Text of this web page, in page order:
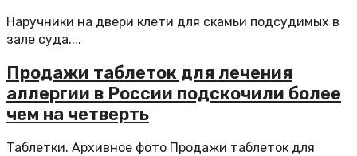
Наручники на двери клети для скамьи подсудимых в
зале суда....
Продажи таблеток для лечения
аллергии в России подскочили более
чем на четверть
Таблетки. Архивное фото Продажи таблеток для